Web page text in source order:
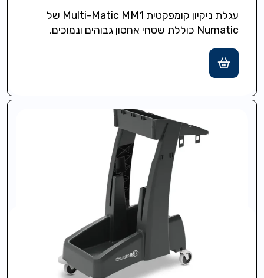
עגלת ניקיון קומפקטית Multi-Matic MM1 של
Numatic כוללת שטחי אחסון גבוהים ונמוכים,
Structofoam…